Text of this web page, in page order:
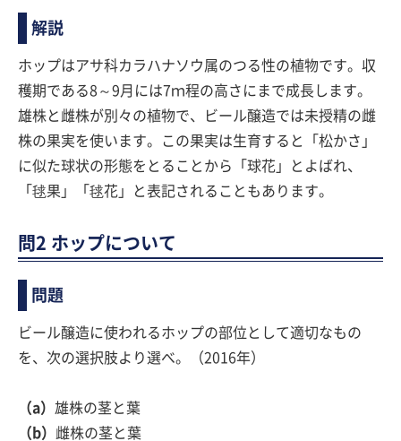
解説
ホップはアサ科カラハナソウ属のつる性の植物です。収
穫期である8～9月には7ｍ程の高さにまで成長します。
雄株と雌株が別々の植物で、ビール醸造では未授精の雌
株の果実を使います。この果実は生育すると「松かさ」
に似た球状の形態をとることから「球花」とよばれ、
「毬果」「毬花」と表記されることもあります。
問2 ホップについて
問題
ビール醸造に使われるホップの部位として適切なもの
を、次の選択肢より選べ。（2016年）
（a） 雄株の茎と葉
（b） 雌株の茎と葉